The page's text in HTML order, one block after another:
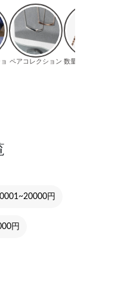
円
円